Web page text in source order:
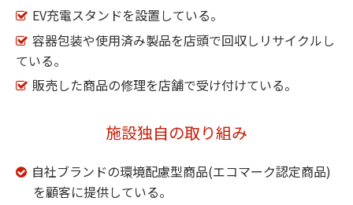
EV充電スタンドを設置している。
容器包装や使用済み製品を店頭で回収しリサイクルし
ている。
販売した商品の修理を店舗で受け付けている。
施設独自の取り組み
自社ブランドの環境配慮型商品(エコマーク認定商品)
を顧客に提供している。